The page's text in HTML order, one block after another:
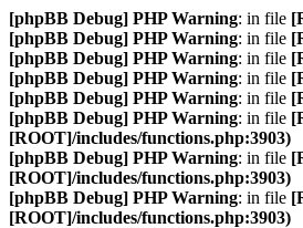
[phpBB Debug] PHP Warning: in file
[phpBB Debug] PHP Warning: in file
[phpBB Debug] PHP Warning: in file
[phpBB Debug] PHP Warning: in file
[phpBB Debug] PHP Warning: in file
[phpBB Debug] PHP Warning: in file
[ROOT]/includes/functions.php:3903)
[phpBB Debug] PHP Warning: in file
[ROOT]/includes/functions.php:3903)
[phpBB Debug] PHP Warning: in file
[ROOT]/includes/functions.php:3903)